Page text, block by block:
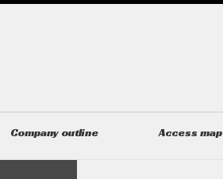
Company outline Access map